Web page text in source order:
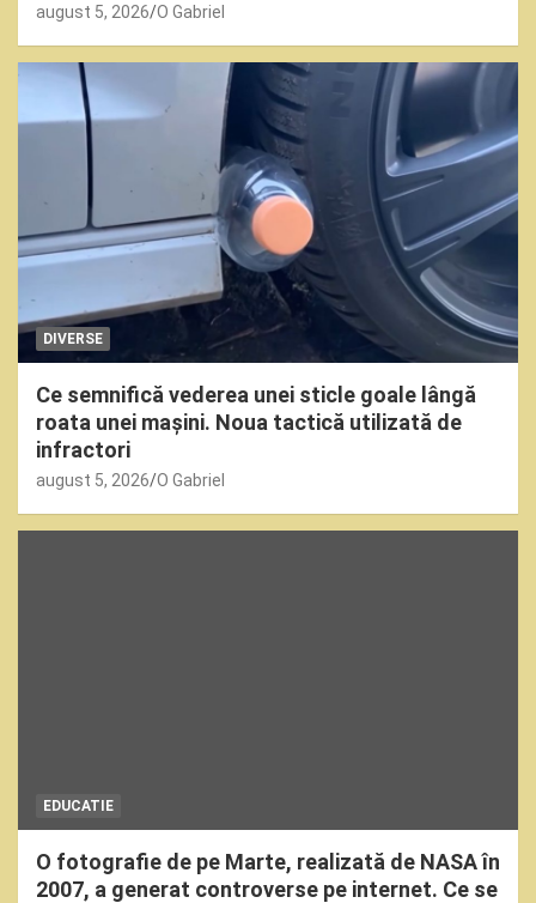
august 5, 2026 O Gabriel
DIVERSE
Ce semnifică vederea unei sticle goale lângă
roata unei mașini. Noua tactică utilizată de
infractori
august 5, 2026 O Gabriel
EDUCATIE
O fotografie de pe Marte, realizată de NASA în
2007, a generat controverse pe internet. Ce se